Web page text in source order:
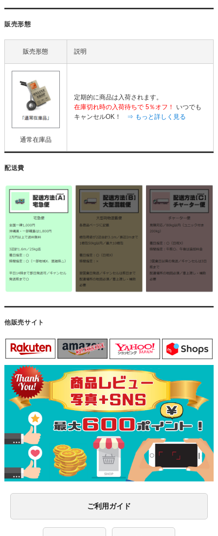
販売形態
販売形態 説明
通常在庫品
定期的に商品は入荷されます。
在庫切れ時の入荷待ちで 5％オフ！
いつでも
キャンセルOK！
⇒ もっと詳しく見る
配送費
他販売サイト
ご利用ガイド